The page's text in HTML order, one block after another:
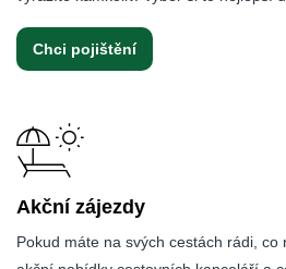
Chci pojištění
Akční zájezdy
Pokud máte na svých cestách rádi,